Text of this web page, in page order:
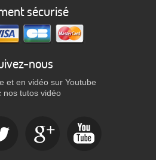
sécurisé
nous
et en vidéo sur Youtube
nos tutos vidéo